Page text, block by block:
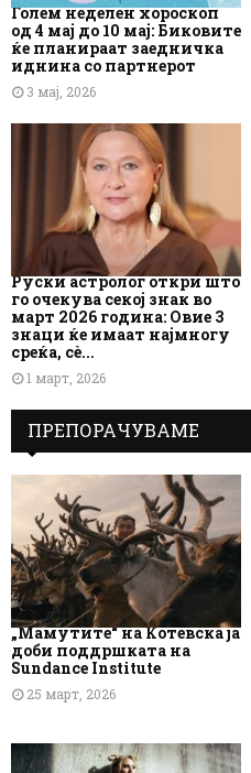
Голем неделен хороскоп
од 4 мај до 10 мај: Биковите
ќе планираат заедничка
иднина со партнерот
3 мај, 2026
Руски астролог откри што
го очекува секој знак во
март 2026 година: Овие 3
знаци ќе имаат најмногу
среќа, сè...
1 март, 2026
ПРЕПОРАЧУВАМЕ
„Мамутите“ на Котевска ја
доби поддршката на
Sundance Institute
25 март, 2026